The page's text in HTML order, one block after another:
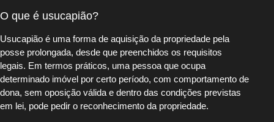
O que é usucapião?
Usucapião é uma forma de aquisição da propriedade pela
posse prolongada, desde que preenchidos os requisitos
legais. Em termos práticos, uma pessoa que ocupa
determinado imóvel por certo período, com comportamento de
dona, sem oposição válida e dentro das condições previstas
em lei, pode pedir o reconhecimento da propriedade.